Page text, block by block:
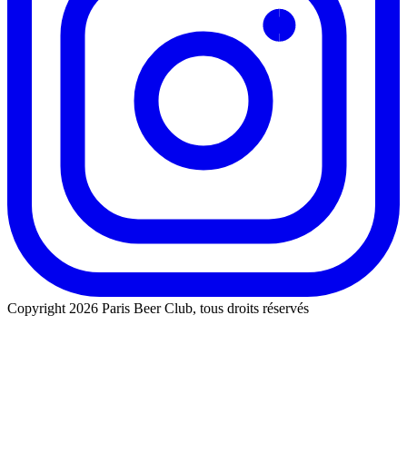
Copyright 2026 Paris Beer Club, tous droits réservés